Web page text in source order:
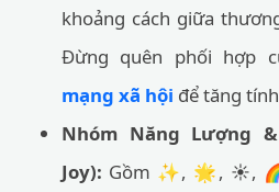
khoảng cách giữa
Đừng quên phối hợp
mạng xã hội để tăng
Nhóm Năng Lượng
Joy): Gồm ✨, 🌟, ☀️,